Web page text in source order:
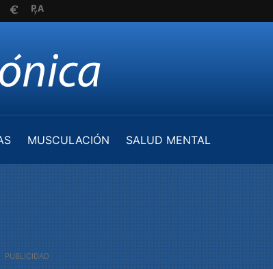
MUSCULACIÓN
SALUD MENTAL